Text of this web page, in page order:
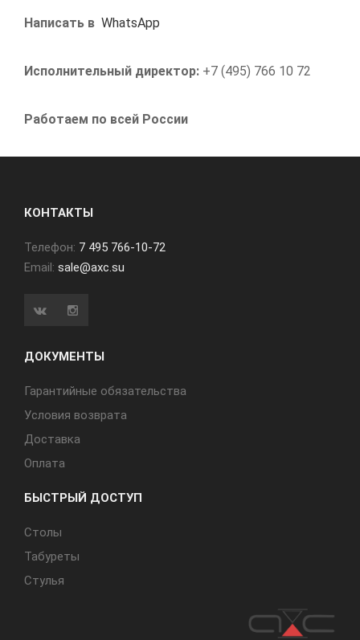
Написать в WhatsApp
Исполнительный директор: +7 (495) 766 10 72
Работаем по всей России
КОНТАКТЫ
Телефон: 7 495 766-10-72
Email: sale@axc.su
ДОКУМЕНТЫ
Гарантийные обязательства
Условия возврата
Доставка
Оплата
БЫСТРЫЙ ДОСТУП
Cтолы
Табуреты
Стулья